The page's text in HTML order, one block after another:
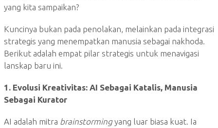
yang kita sampaikan?
Kuncinya bukan pada penolakan, melainkan pada integrasi
strategis yang menempatkan manusia sebagai nakhoda.
Berikut adalah empat pilar strategis untuk menavigasi
lanskap baru ini.
1. Evolusi Kreativitas: AI Sebagai Katalis, Manusia
Sebagai Kurator
AI adalah mitra brainstormingyang luar biasa kuat. Ia